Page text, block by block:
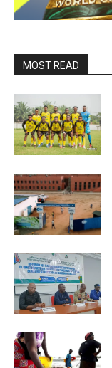
MOST READ